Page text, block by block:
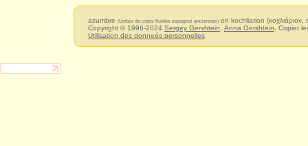
azumbre (Unités de corps fluides espagnol anciennes) en kochliarion (κοχλιάριον,
Copyright © 1996-2024 Sergey Gershtein Anna Gershtein . Copier
Utilisation des donneés personnelles